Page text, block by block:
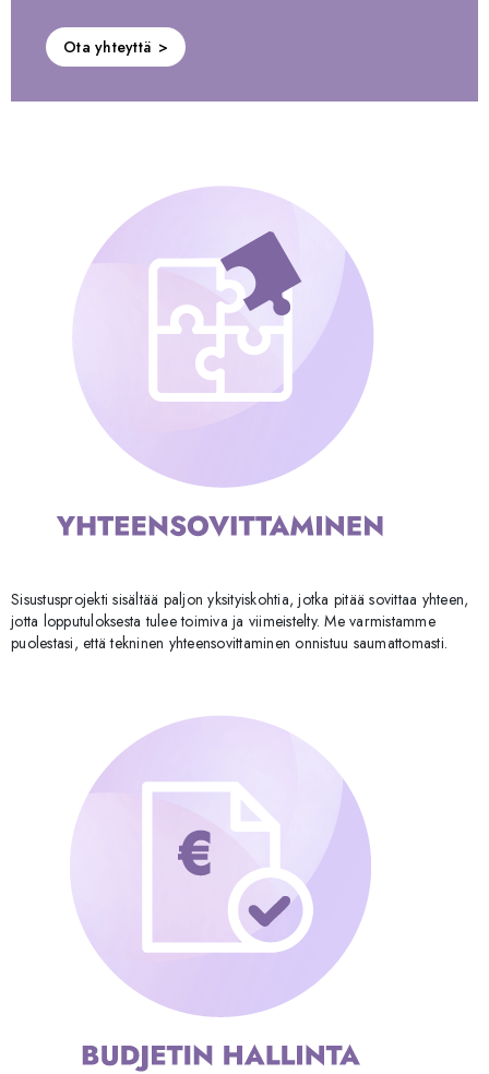
Ota yhteyttä
Sisustusprojekti sisältää paljon yksityiskohtia, jotka pitää sovittaa yhteen,
jotta lopputuloksesta tulee toimiva ja viimeistelty. Me varmistamme
puolestasi, että tekninen yhteensovittaminen onnistuu saumattomasti.